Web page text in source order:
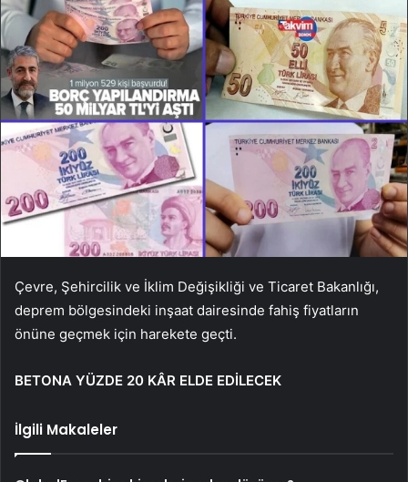
Çevre, Şehircilik ve İklim Değişikliği ve Ticaret Bakanlığı,
deprem bölgesindeki inşaat dairesinde fahiş fiyatların
önüne geçmek için harekete geçti.
BETONA YÜZDE 20 KÂR ELDE EDİLECEK
İlgili Makaleler